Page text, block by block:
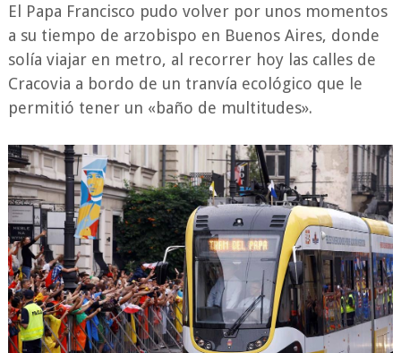
El Papa Francisco pudo volver por unos momentos
a su tiempo de arzobispo en Buenos Aires, donde
solía viajar en metro, al recorrer hoy las calles de
Cracovia a bordo de un tranvía ecológico que le
permitió tener un «baño de multitudes».